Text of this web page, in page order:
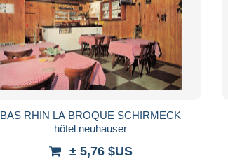
BAS RHIN LA BROQUE SCHIRMECK
hôtel neuhauser
± 5,76 $US